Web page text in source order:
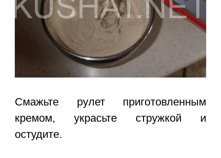
Смажьте рулет приготовленным
кремом, украсьте стружкой и
остудите.